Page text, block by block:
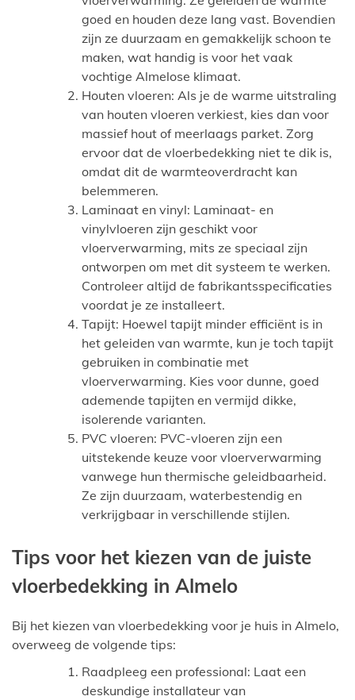
goed en houden deze lang vast. Bovendien
zijn ze duurzaam en gemakkelijk schoon te
maken, wat handig is voor het vaak
vochtige Almelose klimaat.
Houten vloeren: Als je de warme uitstraling
van houten vloeren verkiest, kies dan voor
massief hout of meerlaags parket. Zorg
ervoor dat de vloerbedekking niet te dik is,
omdat dit de warmteoverdracht kan
belemmeren.
Laminaat en vinyl: Laminaat- en
vinylvloeren zijn geschikt voor
vloerverwarming, mits ze speciaal zijn
ontworpen om met dit systeem te werken.
Controleer altijd de fabrikantsspecificaties
voordat je ze installeert.
Tapijt: Hoewel tapijt minder efficiënt is in
het geleiden van warmte, kun je toch tapijt
gebruiken in combinatie met
vloerverwarming. Kies voor dunne, goed
ademende tapijten en vermijd dikke,
isolerende varianten.
PVC vloeren: PVC-vloeren zijn een
uitstekende keuze voor vloerverwarming
vanwege hun thermische geleidbaarheid.
Ze zijn duurzaam, waterbestendig en
verkrijgbaar in verschillende stijlen.
Tips voor het kiezen van de juiste
vloerbedekking in Almelo
Bij het kiezen van vloerbedekking voor je huis in Almelo,
overweeg de volgende tips:
Raadpleeg een professional: Laat een
deskundige installateur van